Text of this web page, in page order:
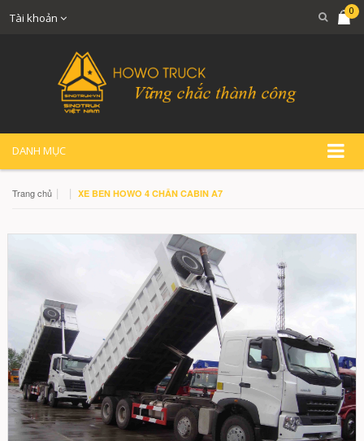
Tài khoản
0
DANH MỤC
Trang chủ | | XE BEN HOWO 4 CHÂN CABIN A7